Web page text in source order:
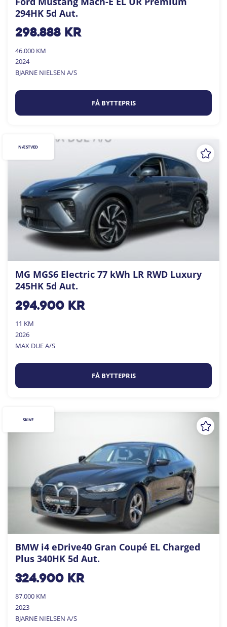
294HK 5d Aut.
298.888kr
46.000 KM
2024
BJARNE NIELSEN A/S
FÅ BYTTEPRIS
MG MGS6 Electric 77 kWh LR RWD Luxury
245HK 5d Aut.
294.900kr
11 KM
2026
MAX DUE A/S
FÅ BYTTEPRIS
NÆSTVED
BMW i4 eDrive40 Gran Coupé EL Charged
Plus 340HK 5d Aut.
324.900kr
87.000 KM
2023
BJARNE NIELSEN A/S
SKIVE